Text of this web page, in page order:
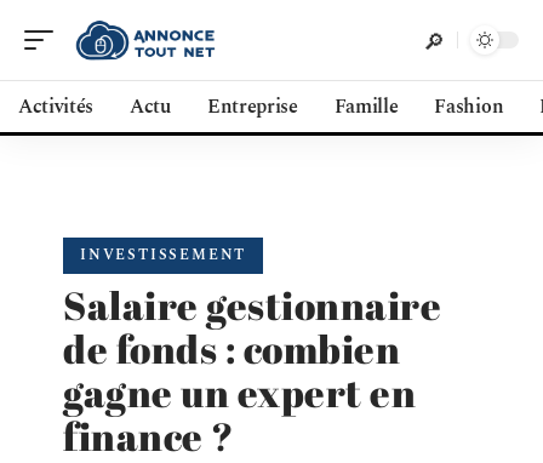
Activités Actu Entreprise Famille Fashion
INVESTISSEMENT
Salaire gestionnaire
de fonds : combien
gagne un expert en
finance ?